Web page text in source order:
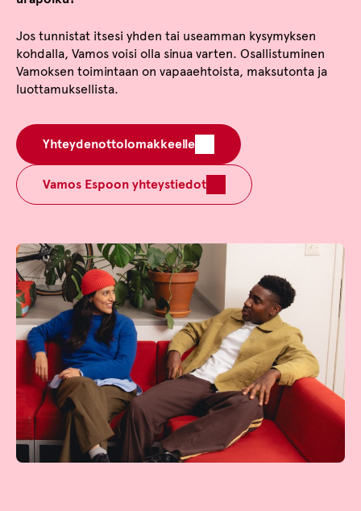
Jos tunnistat itsesi yhden tai useamman kysymyksen
kohdalla, Vamos voisi olla sinua varten. Osallistuminen
Vamoksen toimintaan on vapaaehtoista, maksutonta ja
luottamuksellista.
Yhteydenottolomakkeelle
Vamos Espoon yhteystiedot